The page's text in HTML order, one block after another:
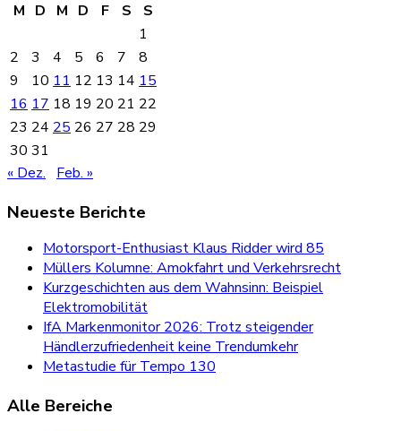
M D M D F S
S
1
2
3 4 5 6 7
8
9
10 11 12 13 14 15
16 17 18 19 20 21 22
23 24 25 26 27 28 29
30 31
« Dez.
Feb. »
Neueste Berichte
Motorsport-Enthusiast Klaus Ridder wird 85
Müllers Kolumne: Amokfahrt und Verkehrsrecht
Kurzgeschichten aus dem Wahnsinn: Beispiel
Elektromobilität
IfA Markenmonitor 2026: Trotz steigender
Händlerzufriedenheit keine Trendumkehr
Metastudie für Tempo 130
Alle Bereiche